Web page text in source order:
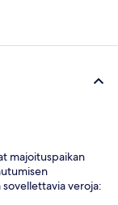
majoituspaikan
veroja: